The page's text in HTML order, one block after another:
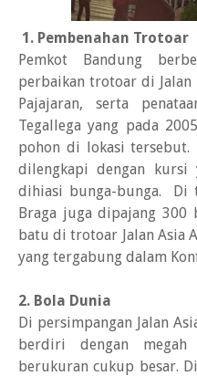
1. Pembenahan Trotoar
Pemkot Bandung
perbaikan trotoar di Jalan
Pajajaran, serta
Tegallega yang pada
pohon di lokasi
dilengkapi dengan
dihiasi bunga-bunga. Di
Braga juga dipajang 300
batu di trotoar Jalan Asia
yang tergabung dalam
2. Bola Dunia
Di persimpangan Jalan
berdiri dengan
berukuran cukup besar.